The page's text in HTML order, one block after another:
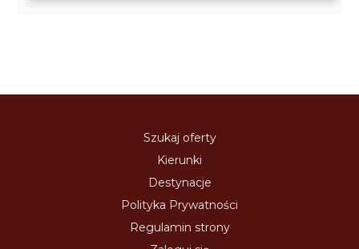
Szukaj oferty
Kierunki
Destynacje
Polityka Prywatności
Regulamin strony